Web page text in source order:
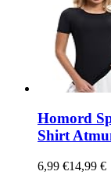
Homord
Shirt
6,99 €14,99 €